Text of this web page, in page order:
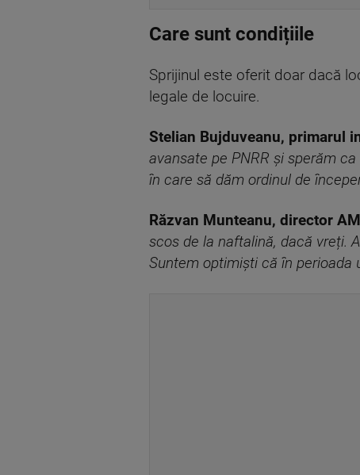
Care sunt condițiile
Sprijinul este oferit doar dacă
legale de locuire.
Stelian Bujduveanu, primarul
avansate pe PNRR și sperăm
în care să dăm ordinul de
Răzvan Munteanu, director
scos de la naftalină, dacă vreți.
Suntem optimiști că în perioada